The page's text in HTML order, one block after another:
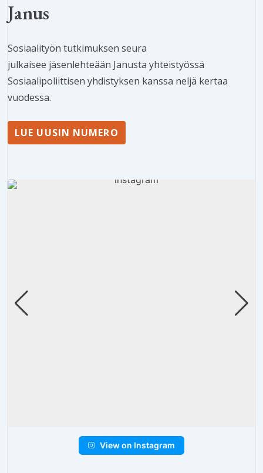
Janus
Sosiaalityön tutkimuksen seura
julkaisee jäsenlehteään Janusta yhteistyössä
Sosiaalipoliittisen yhdistyksen kanssa neljä kertaa
vuodessa.
LUE UUSIN NUMERO
View on Instagram